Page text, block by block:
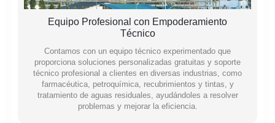
Equipo Profesional con Empoderamiento
Técnico
Contamos con un equipo técnico experimentado que
proporciona soluciones personalizadas gratuitas y soporte
técnico profesional a clientes en diversas industrias, como
farmacéutica, petroquímica, recubrimientos y tintas, y
tratamiento de aguas residuales, ayudándoles a resolver
problemas y mejorar la eficiencia.